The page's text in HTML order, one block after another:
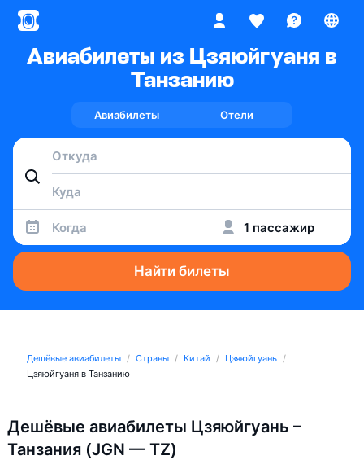
Авиабилеты из Цзяюйгуаня в
Танзанию
Авиабилеты Отели
Когда 1 пассажир
Найти билеты
Дешёвые авиабилеты Страны Китай
Цзяюйгуань
Цзяюйгуаня в Танзанию
Дешёвые авиабилеты Цзяюйгуань –
Танзания (JGN — TZ)